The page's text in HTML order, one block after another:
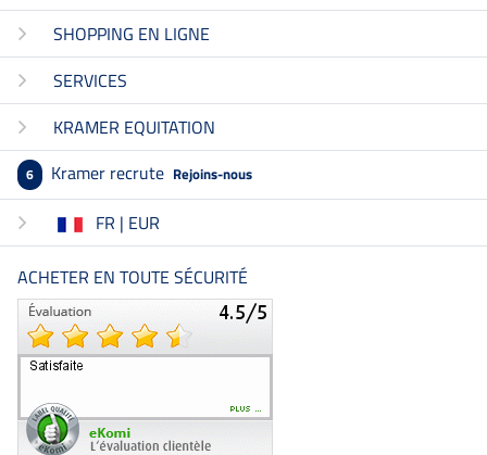
SHOPPING EN LIGNE
SERVICES
KRAMER EQUITATION
6 Kramer recrute Rejoins-nous
FR | EUR
ACHETER EN TOUTE SÉCURITÉ